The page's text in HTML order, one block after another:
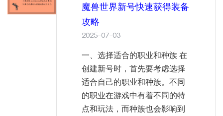
魔兽世界新号快速获得装备
攻略
2025-07-03
一、选择适合的职业和种族 在
创建新号时，首先要考虑选择
适合自己的职业和种族。不同
的职业在游戏中有着不同的特
点和玩法，而种族也会影响到